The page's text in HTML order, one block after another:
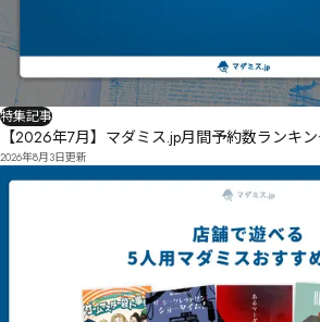
特集記事
【2026年7月】マダミス.jp月間予約数ランキ
2026年8月3日更新